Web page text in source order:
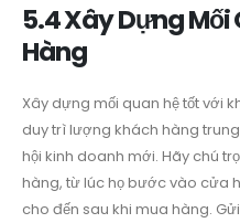
5.4 Xây Dựng Mối
Hàng
Xây dựng mối quan hệ tốt với
duy trì lượng khách hàng
hội kinh doanh mới. Hãy chú
hàng, từ lúc họ bước vào cửa
cho đến sau khi mua hàng.